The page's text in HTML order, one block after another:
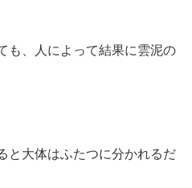
も、人によって結果に雲泥の
と大体はふたつに分かれるだ